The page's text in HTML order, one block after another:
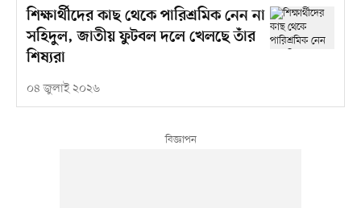
শিক্ষার্থীদের কাছ থেকে পারিশ্রমিক নেন না
সহিদুল, জাতীয় ফুটবল দলে খেলছে তাঁর
শিষ্যরা
০৪ জুলাই ২০২৬